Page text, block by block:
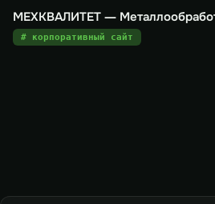
МЕХКВАЛИТЕТ —
# корпоративный сайт